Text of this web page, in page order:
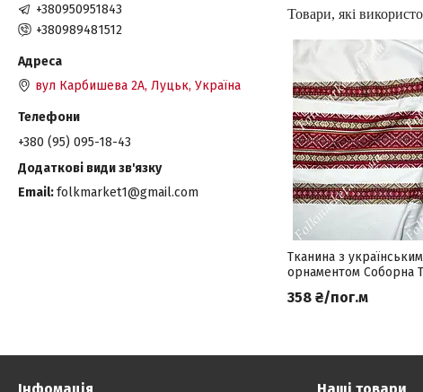
Тканина з українським
орнаментом Соборна
358 ₴/пог.м
+380950951843
+380989481512
вул Карбишева 2А, Луцьк, Україна
+380 (95) 095-18-43
Email folkmarket1@gmail.com